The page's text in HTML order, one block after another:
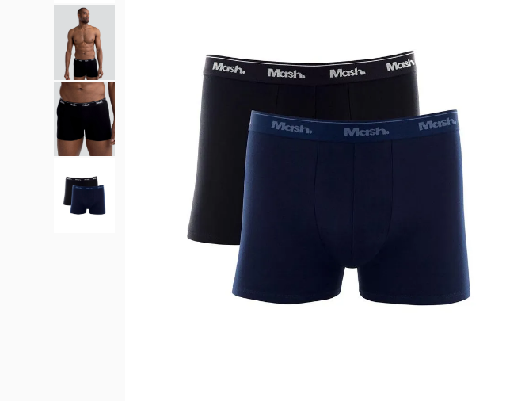
CUECA
KIT CUECA
KIT CUECAS
KIT CUECA BOXER